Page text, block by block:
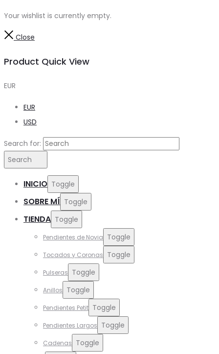
Your wishlist is currently empty.
Close
Product Quick View
EUR
EUR
USD
Search for:
Search
INICIO Toggle
SOBRE MÍ Toggle
TIENDA Toggle
Pendientes de Novia Toggle
Tocados y Coronas Toggle
Pulseras Toggle
Anillos Toggle
Pendientes Petit Toggle
Pendientes Largos Toggle
Cadenas Toggle